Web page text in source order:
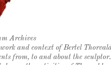
Archives
and context of Bertel
from, to and about the sculptor.